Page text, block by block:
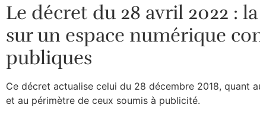
Le décret du 28 avril 2022 :
sur un espace numérique
publiques
Ce décret actualise celui du 28 décembre 2018, quant
et au périmètre de ceux soumis à publicité.